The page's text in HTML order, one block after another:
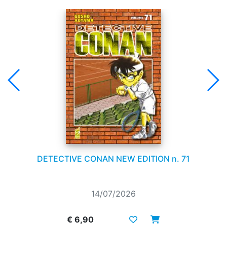
DETECTIVE CONAN NEW EDITION n. 71
14/07/2026
€ 6,90